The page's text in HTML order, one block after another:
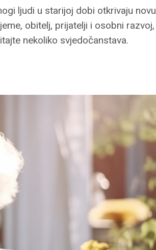
ljudi u starijoj dobi otkrivaju novu
obitelj, prijatelji i osobni razvoj,
nekoliko svjedočanstava.